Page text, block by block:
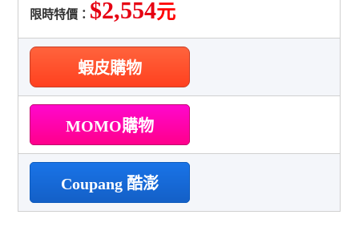
限時特價： $2,554元
蝦皮購物
MOMO購物
Coupang 酷澎